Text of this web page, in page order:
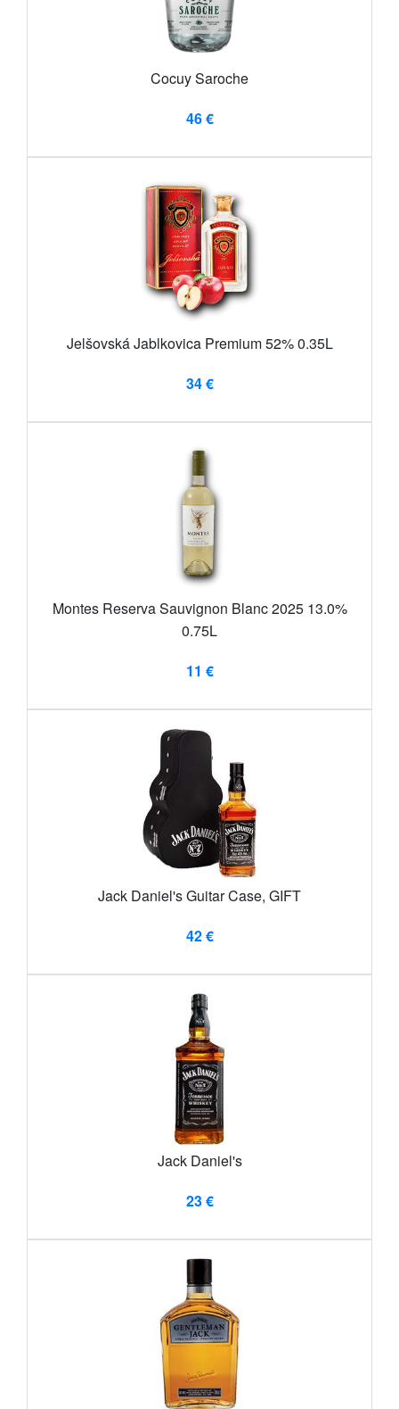
Cocuy Saroche
46 €
Jelšovská Jablkovica Premium 52% 0.35L
34 €
Montes Reserva Sauvignon Blanc 2025 13.0%
0.75L
11 €
Jack Daniel's Guitar Case, GIFT
42 €
Jack Daniel's
23 €